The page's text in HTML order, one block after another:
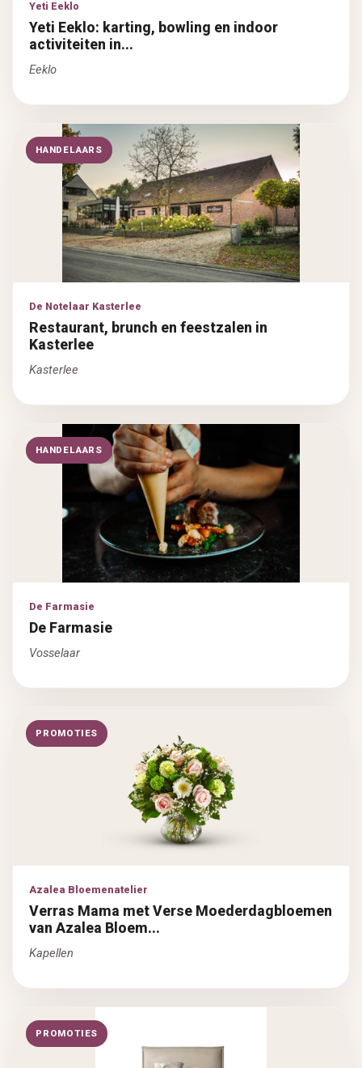
Yeti Eeklo
Yeti Eeklo: karting, bowling en indoor
activiteiten in...
Eeklo
HANDELAARS
De Notelaar Kasterlee
Restaurant, brunch en feestzalen in
Kasterlee
Kasterlee
HANDELAARS
De Farmasie
De Farmasie
Vosselaar
PROMOTIES
Azalea Bloemenatelier
Verras Mama met Verse Moederdagbloemen
van Azalea Bloem...
Kapellen
PROMOTIES